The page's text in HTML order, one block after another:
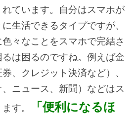
ています。自分はスマホが
生活できるタイプですが、
々なことをスマホで完結さ
は困るのですね。例えば金
、クレジット決済など）、
ニュース、新聞）などはス
す。
「便利になるほ